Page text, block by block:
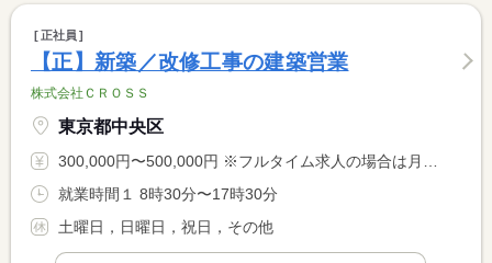
正社員
【正】新築／改修工事の建築営業
株式会社ＣＲＯＳＳ
東京都中央区
300,000円〜500,000円 ※フルタイム求人の場合は月額（換算額）、パート求人の場合は時間額を表示しています。
就業時間１ 8時30分〜17時30分
土曜日，日曜日，祝日，その他